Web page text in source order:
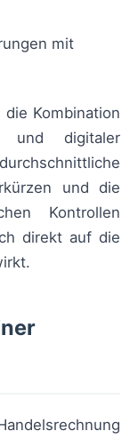
mit
Kombination
und digitaler
und die
Kontrollen
direkt auf die